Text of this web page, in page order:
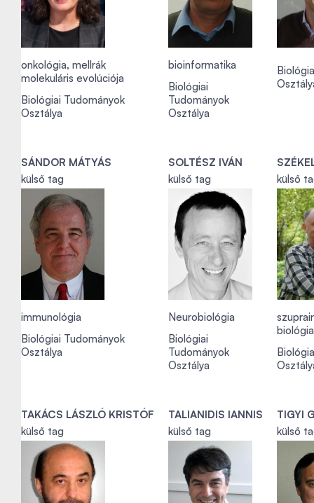
onkológia, mellrák
molekuláris evolúciója
Biológiai Tudományok
Osztálya
bioinformatika
Biológiai
Tudományok
Osztálya
SÁNDOR MÁTYÁS
külső tag
immunológia
Biológiai Tudományok
Osztálya
SOLTÉSZ IVÁN
külső tag
Neurobiológia
Biológiai
Tudományok
Osztálya
külső
biológia
TAKÁCS LÁSZLÓ KRISTÓF
külső tag
TALIANIDIS IANNIS
külső tag
TIGYI
külső